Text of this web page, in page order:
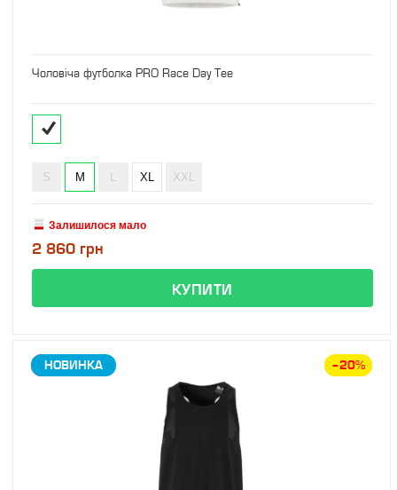
Чоловіча футболка PRO Race Day Tee
S M L XL XXL
Залишилося мало
2 860 грн
ЗНИЖКА –20%
НОВИНКА